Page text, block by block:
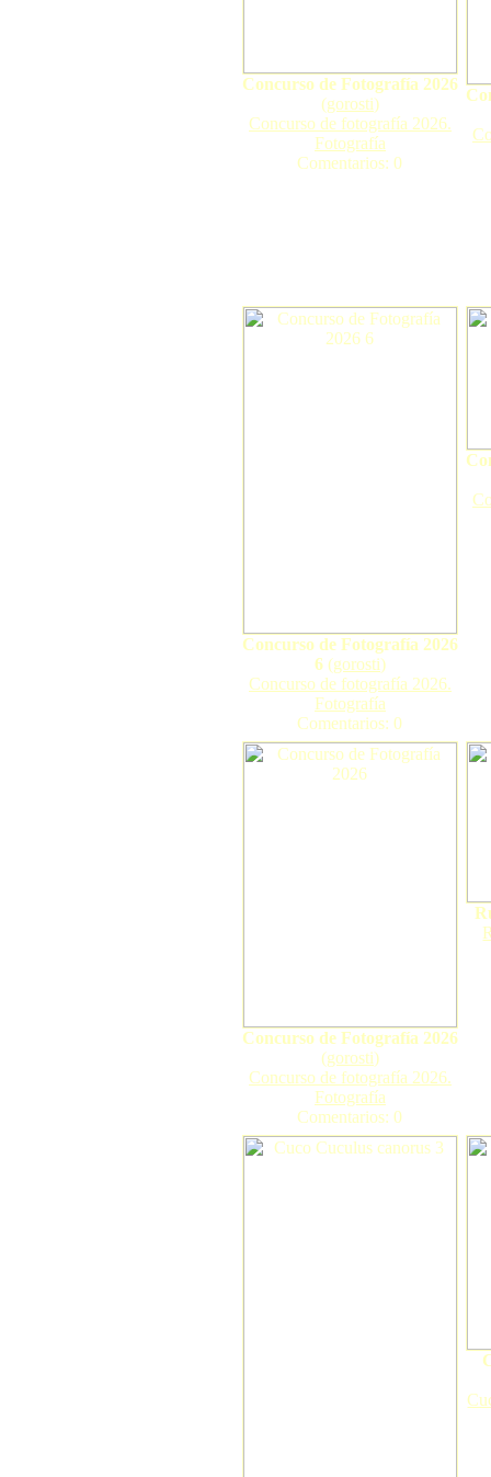
Concurso de Fotografía 2026
(gorosti)
Concurso de fotografía 2026.
Fotografía
Comentarios: 0
Concurso de Fotografía 2026
6 (gorosti)
Concurso de fotografía 2026.
Fotografía
Comentarios: 0
Concurso de Fotografía 2026
(gorosti)
Concurso de fotografía 2026.
Fotografía
Comentarios: 0